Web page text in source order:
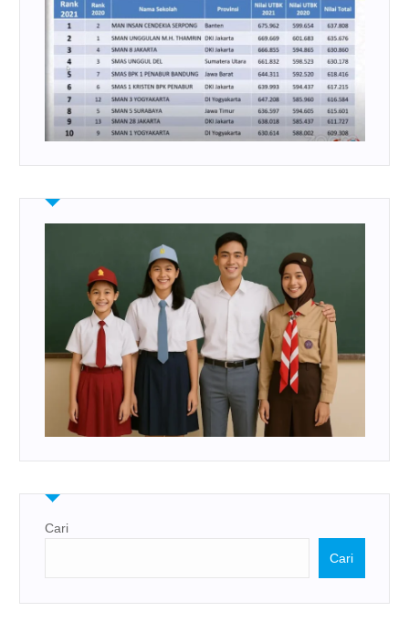
Cari
Cari